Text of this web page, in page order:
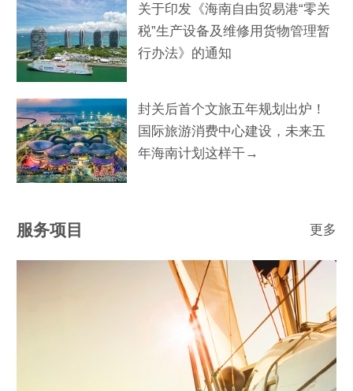
关于印发《海南自由贸易港“零关
税”生产设备及维修用货物管理暂
行办法》的通知
封关后首个文旅五年规划出炉！
国际旅游消费中心建设，未来五
年海南计划这样干→
服务项目 更多